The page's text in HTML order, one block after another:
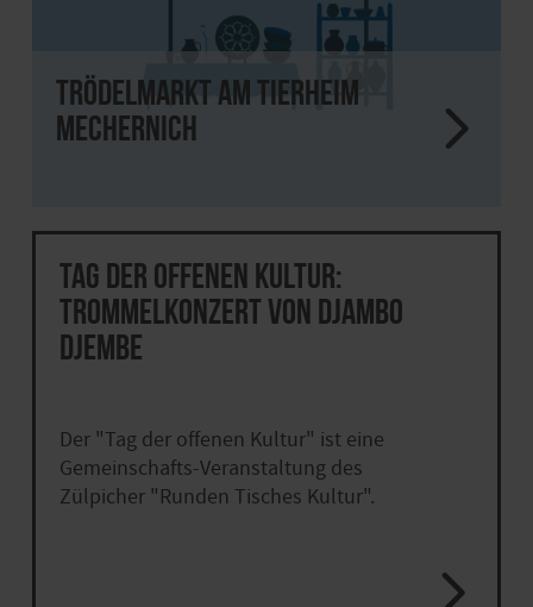
Trödelmarkt am Tierheim
Mechernich
Tag der offenen Kultur:
Trommelkonzert von Djambo
Djembe
Der "Tag der offenen Kultur" ist eine
Gemeinschafts-Veranstaltung des
Zülpicher "Runden Tisches Kultur".